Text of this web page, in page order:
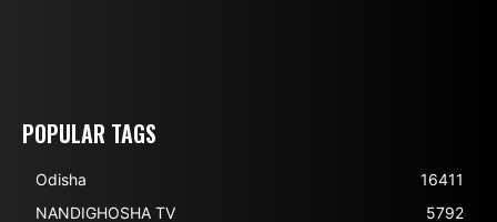
POPULAR TAGS
Odisha
16411
NANDIGHOSHA TV
5792